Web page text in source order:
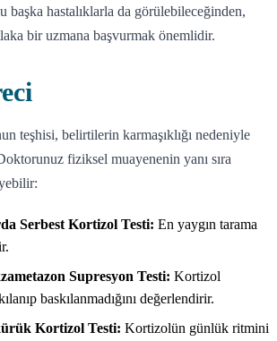
hastalıklarla da görülebileceğinden,
bir uzmana başvurmak önemlidir.
teşhisi, belirtilerin karmaşıklığı nedeniyle
fiziksel muayenenin yanı sıra
Serbest Kortizol Testi: En yaygın tarama
Supresyon Testi: Kortizol
baskılanmadığını değerlendirir.
Kortizol Testi: Kortizolün günlük ritmini